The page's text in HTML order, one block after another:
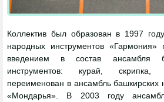
Коллектив был образован в 1997
народных инструментов
введением в состав ансамбля
инструментов: курай,
переименован в ансамбль башкирских
«Мондарья». В 2003 году